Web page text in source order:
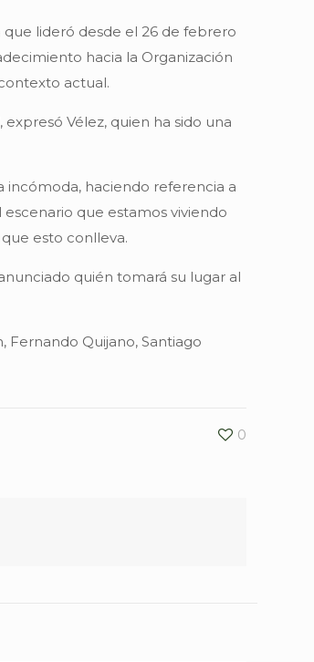
que lideró desde el 26 de febrero
hacia la Organización
actual.
Vélez, quien ha sido una
incómoda, haciendo referencia a
que estamos viviendo
esto conlleva.
quién tomará su lugar al
Fernando Quijano, Santiago
0